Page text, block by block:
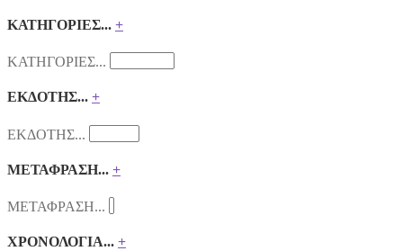
ΚΑΤΗΓΟΡΙΕΣ... +
ΚΑΤΗΓΟΡΙΕΣ...
ΕΚΔΟΤΗΣ... +
ΕΚΔΟΤΗΣ...
ΜΕΤΑΦΡΑΣΗ... +
ΜΕΤΑΦΡΑΣΗ...
ΧΡΟΝΟΛΟΓΙΑ... +